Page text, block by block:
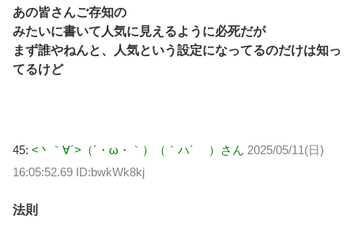
あの皆さんご存知の
みたいに書いて人気に見えるように必死だが
まず誰やねんと、人気という設定になってるのだけは知っ
てるけど
45: <丶｀∀´>（´・ω・｀）（｀ハ´ ）さん 2025/05/11(日)
16:05:52.69 ID:bwkWk8kj
法則